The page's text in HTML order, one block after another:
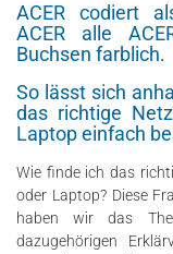
ACER codiert
ACER alle
Buchsen farblich.
So lässt sich
das richtige
Laptop einfach
Wie finde ich das
oder Laptop? Diese
haben wir das
dazugehörigen